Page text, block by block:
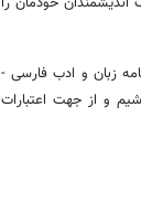
زبان و ادب فارسی -
و از جهت اعتبارات